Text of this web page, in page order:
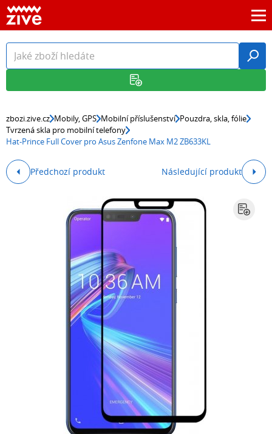
zbozi.zive.cz Mobily, GPS Mobilní příslušenství Pouzdra, skla, fólie
Tvrzená skla pro mobilní telefony
Hat-Prince Full Cover pro Asus Zenfone Max M2 ZB633KL
Předchozí produkt Následující produkt